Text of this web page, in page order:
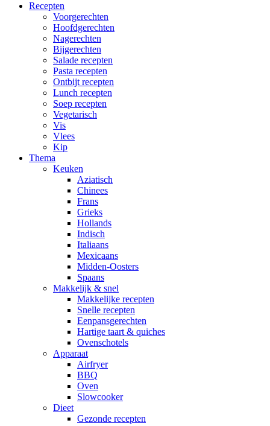
Recepten
Voorgerechten
Hoofdgerechten
Nagerechten
Bijgerechten
Salade recepten
Pasta recepten
Ontbijt recepten
Lunch recepten
Soep recepten
Vegetarisch
Vis
Vlees
Kip
Thema
Keuken
Aziatisch
Chinees
Frans
Grieks
Hollands
Indisch
Italiaans
Mexicaans
Midden-Oosters
Spaans
Makkelijk & snel
Makkelijke recepten
Snelle recepten
Eenpansgerechten
Hartige taart & quiches
Ovenschotels
Apparaat
Airfryer
BBQ
Oven
Slowcooker
Dieet
Gezonde recepten